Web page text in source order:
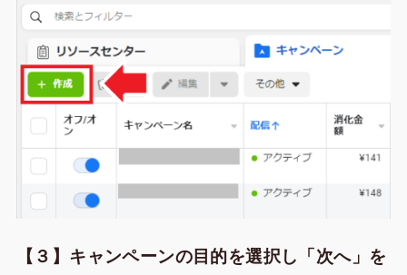
【３】キャンペーンの目的を選択し「次へ」を